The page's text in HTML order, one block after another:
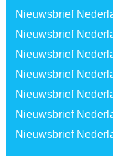
Nieuwsbrief
Nieuwsbrief
Nieuwsbrief
Nieuwsbrief
Nieuwsbrief
Nieuwsbrief
Nieuwsbrief